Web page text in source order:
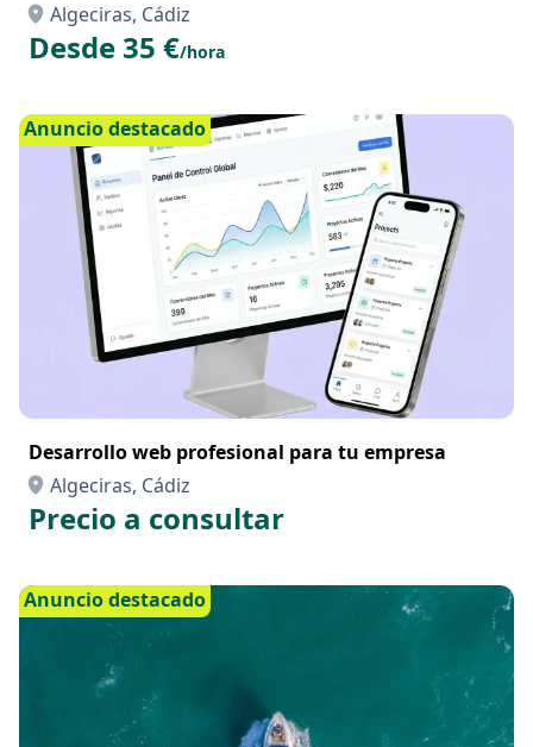
Algeciras, Cádiz
Desde 35 €/hora
Anuncio destacado
Desarrollo web profesional para tu empresa
Algeciras, Cádiz
Precio a consultar
Anuncio destacado